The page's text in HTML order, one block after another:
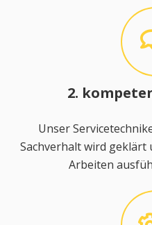
2.
Unser
Sachverhalt wird
Arbeiten